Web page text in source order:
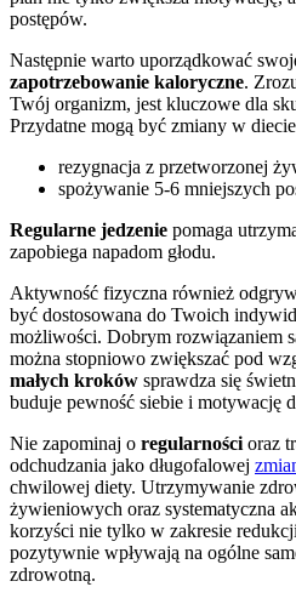
postępów.
Następnie warto uporządkować
zapotrzebowanie kaloryczne.
Twój organizm, jest kluczowe dla
Przydatne mogą być zmiany w
rezygnacja z przetworzonej
spożywanie 5-6 mniejszych
Regularne jedzenie pomaga
zapobiega napadom głodu.
Aktywność fizyczna również
być dostosowana do Twoich
możliwości. Dobrym rozwiązaniem
można stopniowo zwiększać pod
małych kroków sprawdza się
buduje pewność siebie i motywację
Nie zapominaj o regularności oraz
odchudzania jako długofalowej
chwilowej diety. Utrzymywanie
żywieniowych oraz systematyczna
korzyści nie tylko w zakresie
pozytywnie wpływają na ogólne
zdrowotną.